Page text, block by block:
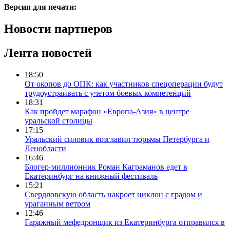
Версия для печати:
Новости партнеров
Лента новостей
18:50
От окопов до ОПК: как участников спецоперации будут
трудоустраивать с учетом боевых компетенций
18:31
Как пройдет марафон «Европа-Азия» в центре
уральской столицы
17:15
Уральский силовик возглавил тюрьмы Петербурга и
Ленобласти
16:46
Блогер-миллионник Роман Каграманов едет в
Екатеринбург на книжный фестиваль
15:21
Свердловскую область накроет циклон с градом и
ураганным ветром
12:46
Гаражный мефедронщик из Екатеринбурга отправился в